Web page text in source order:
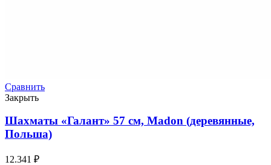
Сравнить
Закрыть
Шахматы «Галант» 57 см, Madon (деревянные,
Польша)
12.341 ₽